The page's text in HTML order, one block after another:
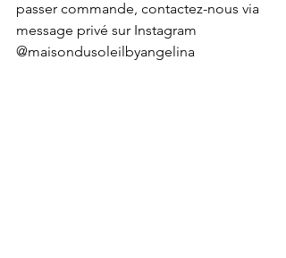
passer commande, contactez-nous via
message privé sur Instagram
@maisondusoleilbyangelina